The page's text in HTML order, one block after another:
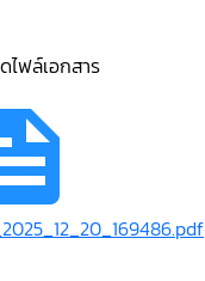
ไฟล์เอกสาร